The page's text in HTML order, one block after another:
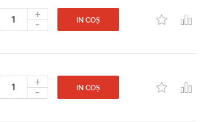
+
- IN COȘ
+
- IN COȘ